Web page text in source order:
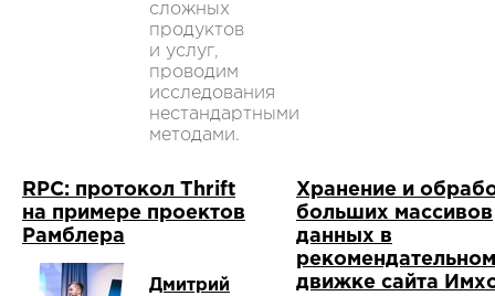
сложных
продуктов
и услуг,
проводим
исследования
нестандартными
методами.
RPC: протокол Thrift
на примере проектов
Рамблера
Дмитрий
Хранение и
больших массивов
данных в
рекомендательном
движке сайта